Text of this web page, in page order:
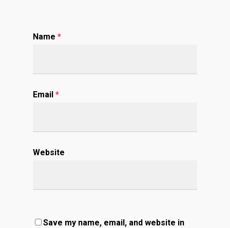
Name *
Email *
Website
Save my name, email, and website in